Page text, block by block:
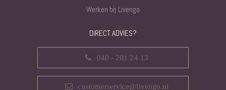
Werken bij Livengo
DIRECT ADVIES?
040 - 201 24 13
customerservice@livengo.nl